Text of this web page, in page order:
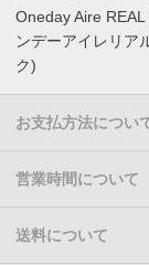
Oneday Aire REAL
ンデーアイレリア
ク)
お支払方法につい
営業時間について
送料について